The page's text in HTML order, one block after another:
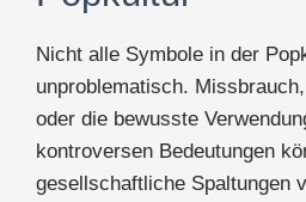
Nicht alle Symbole in der
unproblematisch.
oder die bewusste
kontroversen Bedeutungen
gesellschaftliche Spaltungen